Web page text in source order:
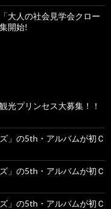
大人の社会見学会クロー
開始!
プリンセス大募集！！
」の5th・アルバムが初Ｃ
」の5th・アルバムが初Ｃ
」の5th・アルバムが初Ｃ